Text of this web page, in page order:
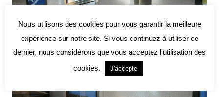
Nous utilisons des cookies pour vous garantir la meilleure
expérience sur notre site. Si vous continuez à utiliser ce
dernier, nous considérons que vous acceptez l'utilisation des
cookies.
J'accepte